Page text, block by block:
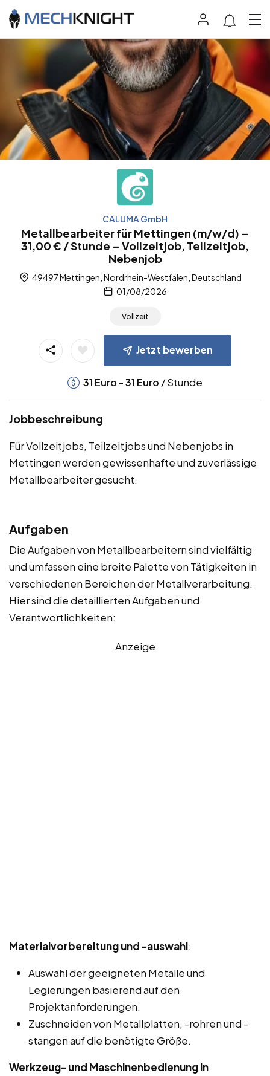
CALUMA GmbH
Metallbearbeiter für Mettingen (m/w/d) –
31,00 € / Stunde – Vollzeitjob, Teilzeitjob,
Nebenjob
49497 Mettingen, Nordrhein-Westfalen, Deutschland
01/08/2026
Vollzeit
Jetzt bewerben
31 Euro -31 Euro / Stunde
Jobbeschreibung
Für Vollzeitjobs, Teilzeitjobs und Nebenjobs in
Mettingen werden gewissenhafte und zuverlässige
Metallbearbeiter gesucht.
Aufgaben
Die Aufgaben von Metallbearbeitern sind vielfältig
und umfassen eine breite Palette von Tätigkeiten in
verschiedenen Bereichen der Metallverarbeitung.
Hier sind die detaillierten Aufgaben und
Verantwortlichkeiten:
Anzeige
Materialvorbereitung und -auswahl:
Auswahl der geeigneten Metalle und
Legierungen basierend auf den
Projektanforderungen.
Zuschneiden von Metallplatten, -rohren und -
stangen auf die benötigte Größe.
Werkzeug- und Maschinenbedienung in